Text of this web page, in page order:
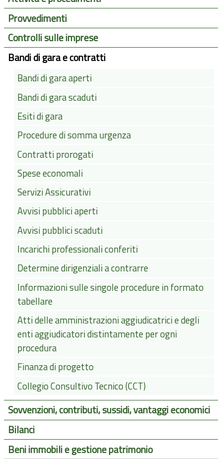
Provvedimenti
Controlli sulle imprese
Bandi di gara e contratti
Bandi di gara aperti
Bandi di gara scaduti
Esiti di gara
Procedure di somma urgenza
Contratti prorogati
Spese economali
Servizi Assicurativi
Avvisi pubblici aperti
Avvisi pubblici scaduti
Incarichi professionali conferiti
Determine dirigenziali a contrarre
Informazioni sulle singole procedure in formato
tabellare
Atti delle amministrazioni aggiudicatrici e degli
enti aggiudicatori distintamente per ogni
procedura
Finanza di progetto
Collegio Consultivo Tecnico (CCT)
Sovvenzioni, contributi, sussidi, vantaggi economici
Bilanci
Beni immobili e gestione patrimonio